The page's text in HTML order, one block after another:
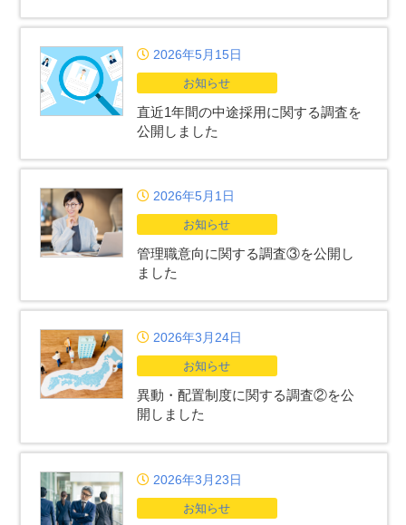
2026年5月15日
お知らせ
直近1年間の中途採用に関する調査を
公開しました
2026年5月1日
お知らせ
管理職意向に関する調査③を公開し
ました
2026年3月24日
お知らせ
異動・配置制度に関する調査②を公
開しました
2026年3月23日
お知らせ